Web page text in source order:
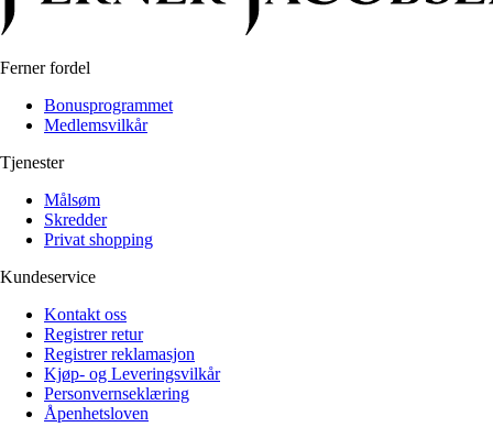
Informasjon
Tips og triks
Alle artikler
Informasjon
Tips og triks
Målsøm
Lukk
Ferner fordel
Bonusprogrammet
Medlemsvilkår
Tjenester
Målsøm
Skredder
Privat shopping
Kundeservice
Kontakt oss
Registrer retur
Registrer reklamasjon
Kjøp- og Leveringsvilkår
Personvernseklæring
Åpenhetsloven